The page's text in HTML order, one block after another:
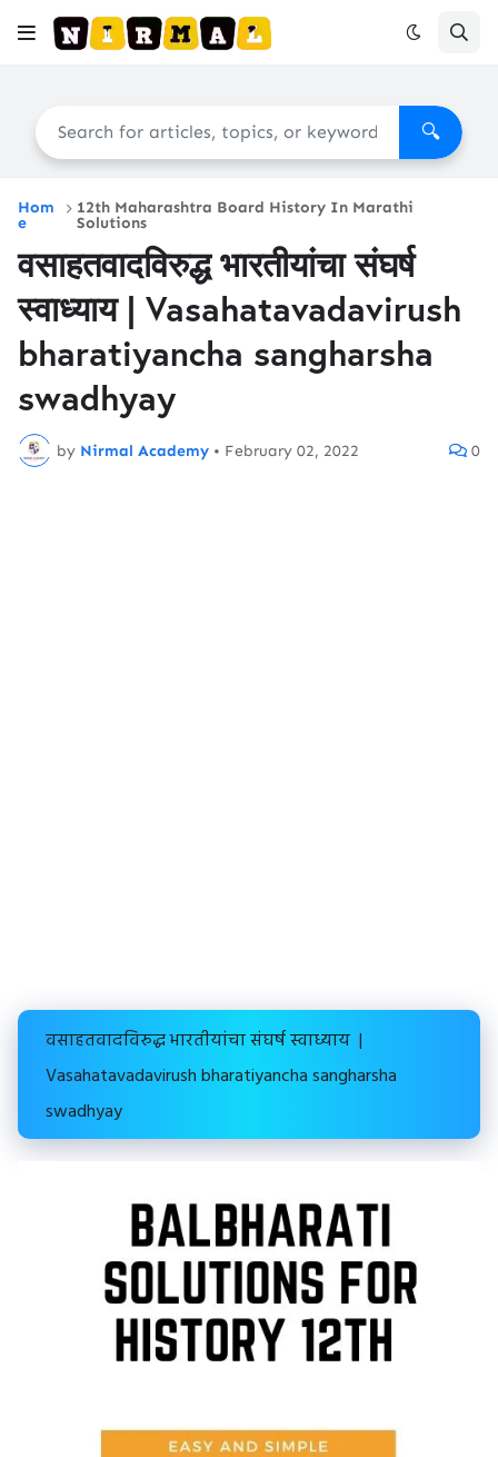
🔍
Hom
e
12th Maharashtra Board History In Marathi
Solutions
वसाहतवादविरुद्ध भारतीयांचा संघर्ष
स्वाध्याय | Vasahatavadavirush
bharatiyancha sangharsha
swadhyay
by Nirmal Academy • February 02, 2022 0
वसाहतवादविरुद्ध भारतीयांचा संघर्ष स्वाध्याय |
Vasahatavadavirush bharatiyancha sangharsha
swadhyay